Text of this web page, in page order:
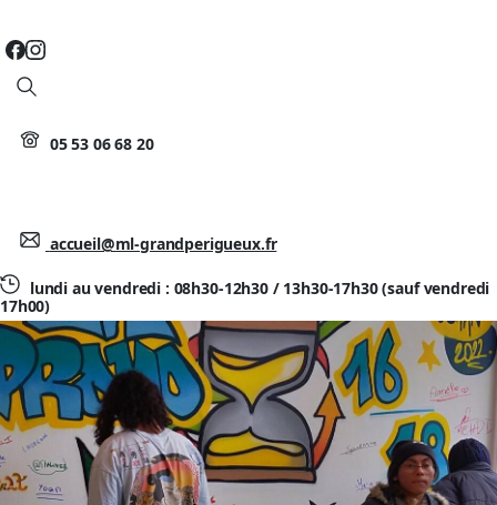
Search
05 53 06 68 20
accueil@ml-grandperigueux.fr
lundi au vendredi : 08h30-12h30 / 13h30-17h30 (sauf vendredi
17h00)
ANNIVERSAIRE DU DISPOSITIF PROMO
16-18 ANS À L’AFPA BOULAZAC